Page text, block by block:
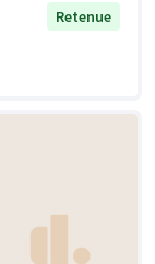
Retenue